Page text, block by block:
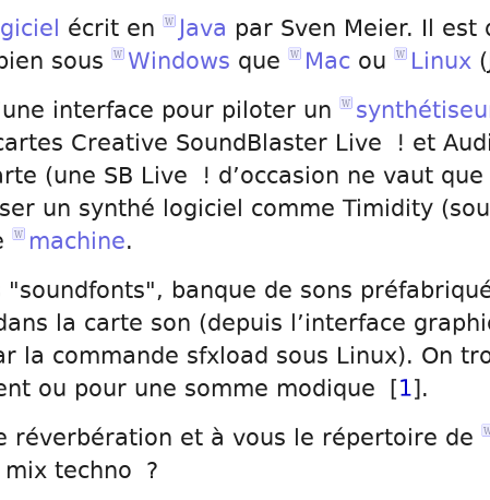
écrit en Java par Sven Meier. Il
sous
Windows que Mac ou Linux
interface pour piloter un
Creative SoundBlaster Live ! et
(une SB Live ! d’occasion ne vaut
un synthé logiciel comme Timidity
machine.
banque de sons
la carte son (depuis l’interface
la commande sfxload sous Linux). On
ou pour une somme modique [1].
réverbération et à vous le répertoire de
mix techno ?